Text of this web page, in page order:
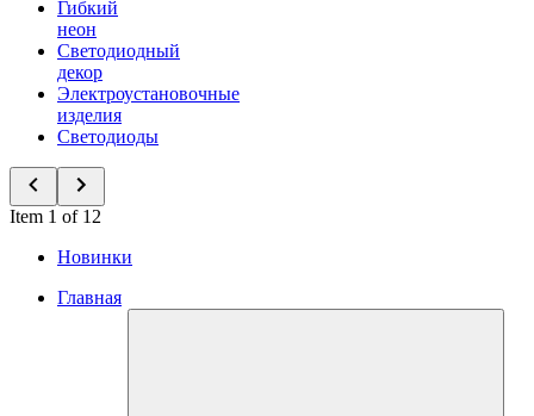
Гибкий
неон
Светодиодный
декор
Электроустановочные
изделия
Светодиоды
Item 1 of 12
Новинки
Главная